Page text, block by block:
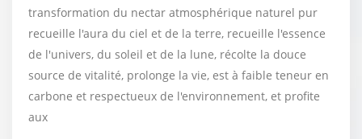
transformation du nectar atmosphérique naturel pur
recueille l'aura du ciel et de la terre, recueille l'essence
de l'univers, du soleil et de la lune, récolte la douce
source de vitalité, prolonge la vie, est à faible teneur en
carbone et respectueux de l'environnement, et profite
aux